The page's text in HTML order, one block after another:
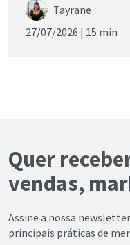
Tayrane
27/07/2026 | 15 min
Quer
vendas,
Assine a nossa
principais práticas de